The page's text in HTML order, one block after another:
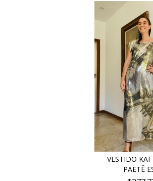
VESTIDO
PAETÊ